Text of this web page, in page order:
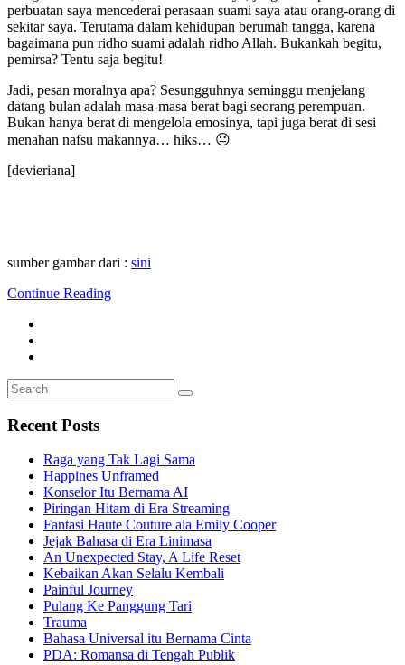
perbuatan saya mencederai perasaan suami saya atau orang-orang di
sekitar saya. Terutama dalam kehidupan berumah tangga, karena
bagaimana pun ridho suami adalah ridho Allah. Bukankah begitu,
pemirsa? Tentu saja begitu!
Jadi, pesan moralnya apa? Sesungguhnya seminggu menjelang
datang bulan adalah masa-masa berat bagi seorang perempuan.
Bukan hanya berat di mengelola emosinya, tapi juga berat di sesi
menahan nafsu makannya… hiks… 😐
[devieriana]
sumber gambar dari : sini
Continue Reading
Search
for:
Search
Recent Posts
Raga yang Tak Lagi Sama
Happines Unframed
Konselor Itu Bernama AI
Piringan Hitam di Era Streaming
Fantasi Haute Couture ala Emily Cooper
Jejak Bahasa di Era Linimasa
An Unexpected Stay, A Life Reset
Kebaikan Akan Selalu Kembali
Painful Journey
Pulang Ke Panggung Tari
Trauma
Bahasa Universal itu Bernama Cinta
PDA: Romansa di Tengah Publik